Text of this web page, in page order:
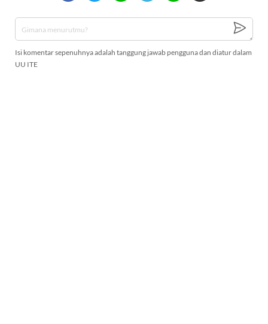
Isi komentar sepenuhnya adalah tanggung jawab pengguna dan diatur dalam
UU ITE